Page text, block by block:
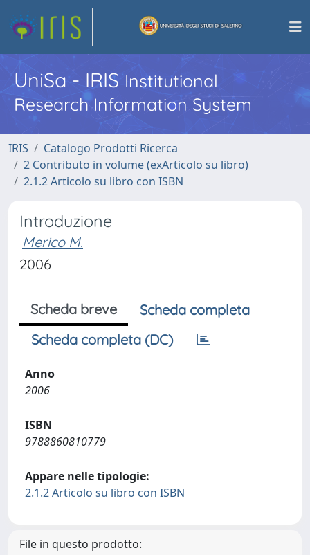
UniSa - IRISInstitutional
Research Information System
IRIS
Catalogo Prodotti Ricerca
2 Contributo in volume (exArticolo su libro)
2.1.2 Articolo su libro con ISBN
Introduzione
Merico M.
2006
Scheda breve
Scheda completa
Scheda completa (DC)
Anno
2006
ISBN
9788860810779
Appare nelle tipologie:
2.1.2 Articolo su libro con ISBN
File in questo prodotto: